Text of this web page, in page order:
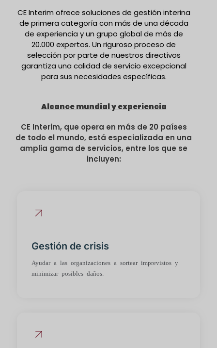
CE Interim ofrece soluciones de gestión interina
de primera categoría con más de una década
de experiencia y un grupo global de más de
20.000 expertos. Un riguroso proceso de
selección por parte de nuestros directivos
garantiza una calidad de servicio excepcional
para sus necesidades específicas.
Alcance mundial y experiencia
CE Interim, que opera en más de 20 países
de todo el mundo, está especializada en una
amplia gama de servicios, entre los que se
incluyen:
Gestión de crisis
Ayudar a las organizaciones a sortear imprevistos y
minimizar posibles daños.